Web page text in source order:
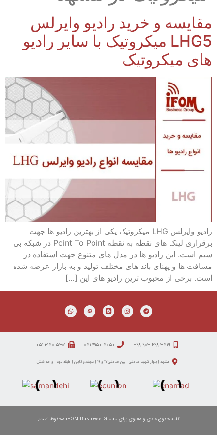
مقایسه و خرید رادیو وایرلس
LHG5 میکروتیک با سایر رادیو
های میکروتیک
رادیو وایرلس LHG میکروتیک یکی از بهترین رادیو ها جهت
برقراری لینک های نقطه به نقطه Point To Point در شبکه بی
سیم است. این رادیو ها در مدل های متنوع جهت استفاده در
مسافت ها و پهنای باند های مختلف تولید و به بازار عرضه شده
است. برخی از محبوب ترین رادیو های این […]
۳۵۱۹ ۴۴۸ ۹۰۳ ۹۸+ ۵۰۵۰ ۳۱۵۰ ۰۵۱ ۵۳۰۱ ۳۱۵۰ ۰۵۱
مشهد | بلوار شهید صادقی | بین صادقی ۱۷ و ۱۹ | مجتمع تابان | طبقه دوم | واحد شش
کلیه حقوق مادی و معنوی برای iFOM Business Group محفوظ است.